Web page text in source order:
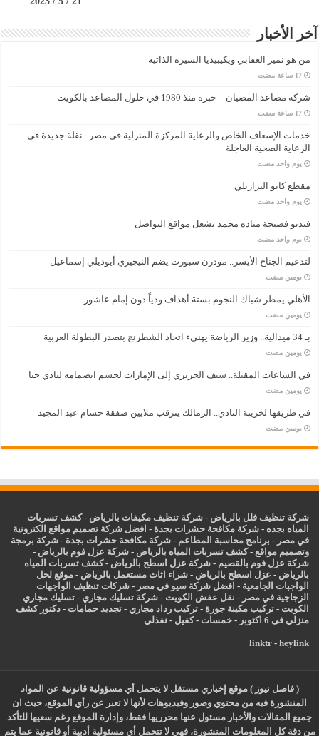
آخر الأخبار
من هو نمير العقابي ويكيبيديا السيرة الذاتية
‏17 ساعة مضت
شركة مصاعد المضيان – خبرة منذ 1980 في حلول المصاعد بالكويت
‏17 ساعة مضت
خدمات الإسعاف الخاص والرعاية المركزة المنزلية في مصر.. نقلة جديدة في
الرعاية الصحية العاجلة
‏يوم واحد مضت
مقطع كايو البرازيلي
‏يوم واحد مضت
فيديو فضيحة مياده محمد يشعل مواقع التواصل
‏يوم واحد مضت
لتدعيم الجناح الأيسر.. مودرن سبورت يضم النيجيري أيوديلي إسماعيل
‏يومين مضت
الأهلي يمطر شباك النجوم بستة أهداف ودياً دون إمام عاشور
‏يومين مضت
بـ 34 ميدالية.. وزير الرياضة يهنيء اتحاد الشطرنج بتصدر البطولة العربية
‏يومين مضت
في الساعات المقبلة.. سيف الجزيري إلى الإمارات لحسم انضمامه لنادي حتا
‏يومين مضت
في طريقها لخزينة النادي.. الزمالك يترقب ملايين صفقة حسام عبد المجيد
‏يومين مضت
شركة تنظيف فلل بالرياض -شركة تنظيف مكيفات بالرياض -كشف تسربات
المياه بجده -شركة مكافحة حشرات بجدة - افضل شركة تصميم مواقع الكترونية
في مصر - برنامج محاسبة المطاعم -شركة مكافحة حشرات بجدة -شركة برمجة
وتصميم مواقع -كشف تسربات المياه بالرياض -شركة عزل فوم بالرياض -
شركة عزل فوم بالقصيم -شركة عزل اسطح بالرياض -كشف تسربات المياه
بالرياض - عزل اسطح بالرياض -شراء اثاث مستعمل بالرياض - موقع لحل
الواجبات الجامعية - افضل شركة سيو في مصر -شركات تنظيف الواجهات
الزجاجية في مصر - نقل عفش الكويت -شركة تسليك مجاري -تسليك مجاري
الكويت -تركيب مكينة جورة -تركيب رداد مجاري -تجديد حمامات -دكتور كشف
منزلي فى 6 اكتوبر
-خمسات -كفيل - نفذلي
linktr- heylink
( فاصل نيوز ) موقع إخباري مستقل لا يتحمل أي مسؤولية قانونية عن المواد
المنشورة فيه من محتوي وصور وفيديوهات لأنها لا تعبر عن رأي الموقع، حيث ان
جميع المقالات والأخبار مسئول عنها محرريها فقط، وإدارة الموقع رغم سعيها للتأكد
من دقة كل المعلومات المنشورة، فهي لا تتحمل أي مسئولية أدبية أو قانونية عما يتم